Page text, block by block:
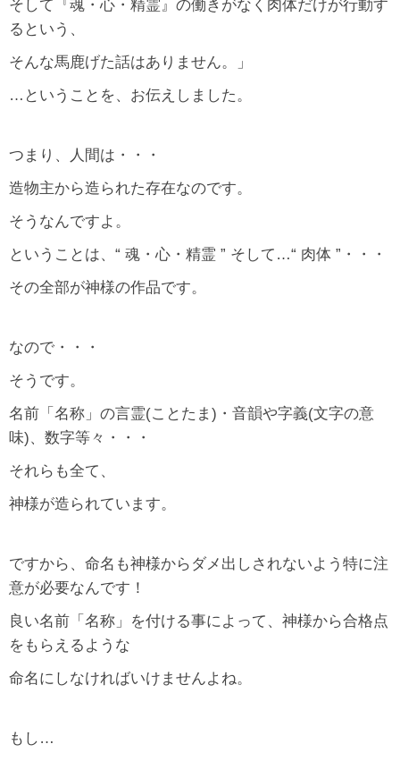
そして『魂・心・精霊』の働きがなく肉体だけが行動す
るという、
そんな馬鹿げた話はありません。」
…ということを、お伝えしました。
つまり、人間は・・・
造物主から造られた存在なのです。
そうなんですよ。
ということは、“ 魂・心・精霊 ” そして…“ 肉体 ”・・・
その全部が神様の作品です。
なので・・・
そうです。
名前「名称」の言霊(ことたま)・音韻や字義(文字の意
味)、数字等々・・・
それらも全て、
神様が造られています。
ですから、命名も神様からダメ出しされないよう特に注
意が必要なんです！
良い名前「名称」を付ける事によって、神様から合格点
をもらえるような
命名にしなければいけませんよね。
もし…